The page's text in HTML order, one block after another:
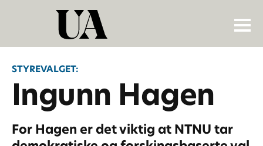
STYREVALGET:
Ingunn Hagen
For Hagen er det viktig at NTNU tar